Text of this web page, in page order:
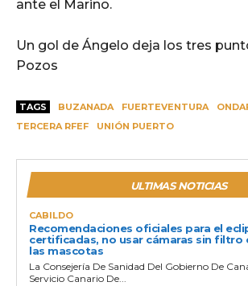
ante el Marino.
Un gol de Ángelo deja los tres
Pozos
TAGS BUZANADA FUERTEVENTURA
TERCERA RFEF
UNIÓN PUERTO
ULTIMAS NOTICIAS
CABILDO
Recomendaciones oficiales para el
certificadas, no usar cámaras sin filtro
las mascotas
La Consejería De Sanidad Del Gobierno De
Servicio Canario De...